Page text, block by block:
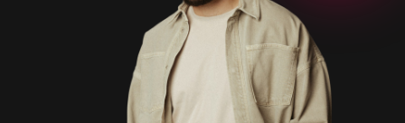
Обсудить проект